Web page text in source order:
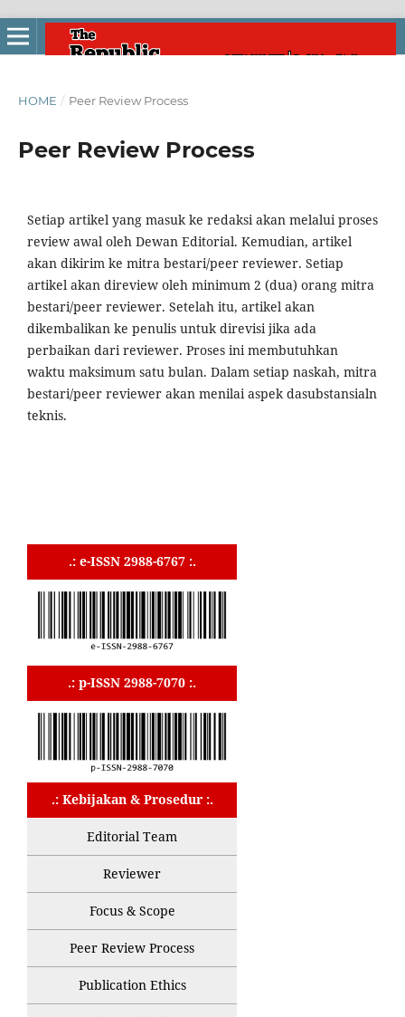
HOME / Peer Review Process
Peer Review Process
Setiap artikel yang masuk ke redaksi akan melalui proses
review awal oleh Dewan Editorial. Kemudian, artikel
akan dikirim ke mitra bestari/peer reviewer. Setiap
artikel akan direview oleh minimum 2 (dua) orang mitra
bestari/peer reviewer. Setelah itu, artikel akan
dikembalikan ke penulis untuk direvisi jika ada
perbaikan dari reviewer. Proses ini membutuhkan
waktu maksimum satu bulan. Dalam setiap naskah, mitra
bestari/peer reviewer akan menilai aspek dasubstansialn
teknis.
.: e-ISSN 2988-6767 :.
.: p-ISSN 2988-7070 :.
.: Kebijakan & Prosedur :.
Editorial Team
Reviewer
Focus & Scope
Peer Review Process
Publication Ethics